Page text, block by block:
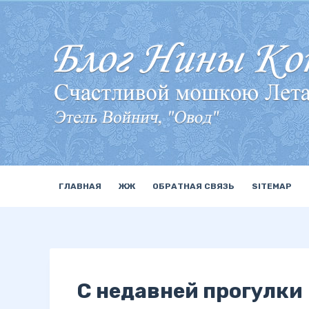
П
е
р
е
й
т
и
к
с
ГЛАВНАЯ ЖЖ ОБРАТНАЯ СВЯЗЬ SITEMAP
С недавней прогулки